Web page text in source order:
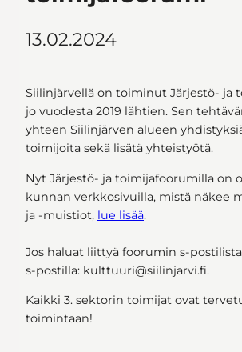
13.02.2024
Siilinjärvellä on toiminut Järjestö- ja
jo vuodesta 2019 lähtien. Sen
yhteen Siilinjärven alueen
toimijoita sekä lisätä yhteistyötä.
Nyt Järjestö- ja toimijafoorumilla on
kunnan verkkosivuilla, mistä näkee
ja -muistiot, lue lisää.
Jos haluat liittyä foorumin s-
s-postilla: kulttuuri@siilinjarvi.fi.
Kaikki 3. sektorin toimijat ovat
toimintaan!